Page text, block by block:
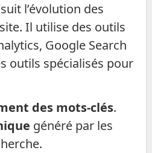
l’évolution des
Il utilise des outils
Google Search
outils spécialisés pour
des mots-clés.
généré par les